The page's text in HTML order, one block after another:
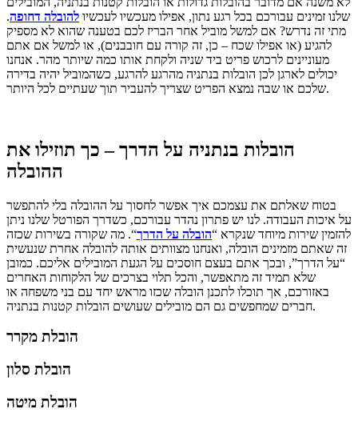
שלנו זמינים עבורכם בכל רגע נתון, אפילו מעכשיו לעכשיו להובלה דחופה.
מתי זה נדרש? אם למשל מוביל אחר הבריז לכם בטענה שהוא לא מספיק
להגיע (או אפילו שכח – כן, זה קורה עם חובבנים), או למשל אם אתם
מעוניינים לרכוש פריט ביד שניה ולקחת אותו כמה שיותר מהר. אנחנו
יכולים לארגן לכן הובלות בנתניה מהרגע להרגע, כשהמוביל יהיה בדירה
שלכם או שבה נמצא הפריט שצריך להעביר תוך שעתיים לכל היותר.
הובלות בנתניה על הדרך – כך תוזילו את
ההובלה
בטוח שאלתם את עצמכם איך אפשר לחסוך על ההובלה בלי להתפשר
על איכות העבודה. לנו יש פתרון נהדר עבורכם, כשדרך הפורטל שלנו ניתן
להזמין שירות מיוחד שנקרא “הובלה על הדרך“. מה שקורה בשירות שכזה
זה שאתם מזמינים הובלה, ואנחנו מצוותים אותה להובלה אחרת שנעשית
“על הדרך”, ובכך אתם בעצם חוסכים על הגעת המובילים אליכם. כמובן
שלא תמיד זה מתאפשר, והכל תלוי בצרכים של הלקוחות האחרים
באזורכם, אך תוכלו לתכנן הובלה שכזו מראש יחד עם בני משפחה או
חברים שמחפשים גם הם מובילים שעושים הובלות קטנות בנתניה.
הובלת מקרר
הובלת סלון
הובלת מיטה